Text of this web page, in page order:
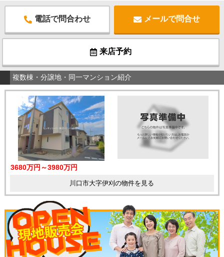
電話で問合わせ メールで問合せ
来店予約
複数棟・分譲地・同一マンション紹介
3680万円～3980万円
川口市大字伊刈の物件を見る